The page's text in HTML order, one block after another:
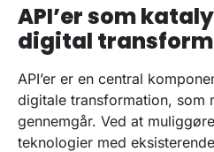
API’er som
digital
API’er er en central
digitale transformation, som
gennemgår. Ved at
teknologier med